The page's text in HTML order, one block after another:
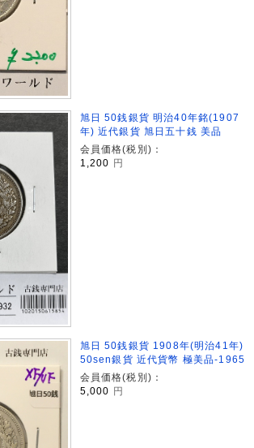
旭日 50銭銀貨 明治40年銘(1907
年) 近代銀貨 旭日五十銭 美品
会員価格(税別)：
1,200 円
旭日 50銭銀貨 1908年(明治41年)
50sen銀貨 近代貨幣 極美品-1965
会員価格(税別)：
5,000
円